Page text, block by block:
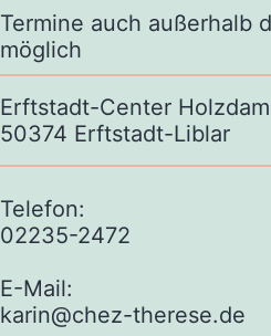
Termine auch außerhalb
möglich
Erftstadt-Center
50374 Erftstadt-Liblar
Telefon:
02235-2472
E-Mail:
karin@chez-therese.de